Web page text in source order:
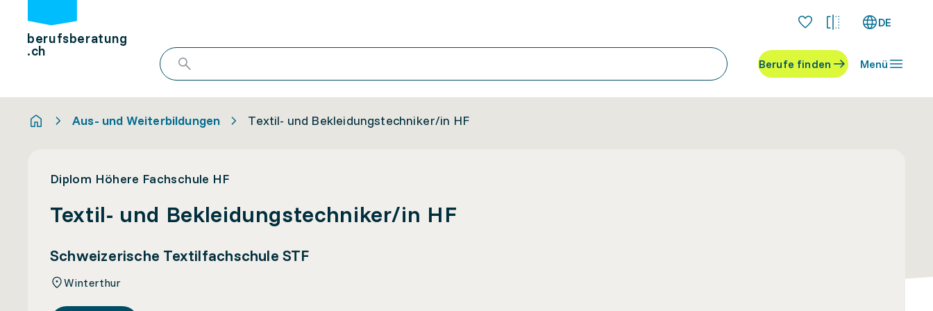
berufsberatung
.ch
DE
Berufe finden Menü
Aus- und Weiterbildungen Textil- und Bekleidungstechniker/in HF
Diplom Höhere Fachschule HF
Textil- und Bekleidungstechniker/in HF
Schweizerische Textilfachschule STF
Winterthur